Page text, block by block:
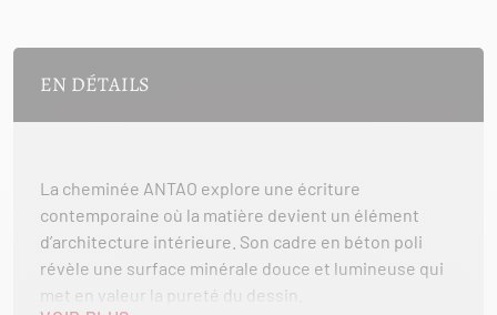
EN DÉTAILS
La cheminée ANTAO explore une écriture
contemporaine où la matière devient un élément
d’architecture intérieure. Son cadre en béton poli
révèle une surface minérale douce et lumineuse qui
met en valeur la pureté du dessin.